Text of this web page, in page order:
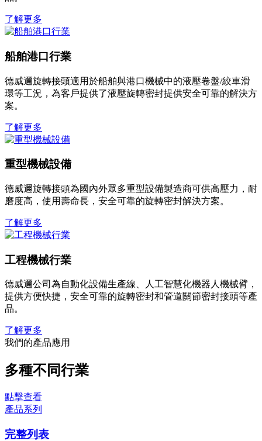
了解更多
船舶港口行業
德威邇旋轉接頭適用於船舶與港口機械中的液壓卷盤/絞車滑
環等工況，為客戶提供了液壓旋轉密封提供安全可靠的解決方
案。
了解更多
重型機械設備
德威邇旋轉接頭為國內外眾多重型設備製造商可供高壓力，耐
磨度高，使用壽命長，安全可靠的旋轉密封解決方案。
了解更多
工程機械行業
德威邇公司為自動化設備生產線、人工智慧化機器人機械臂，
提供方便快捷，安全可靠的旋轉密封和管道關節密封接頭等產
品。
了解更多
我們的產品應用
多種不同行業
點擊查看
產品系列
完整列表